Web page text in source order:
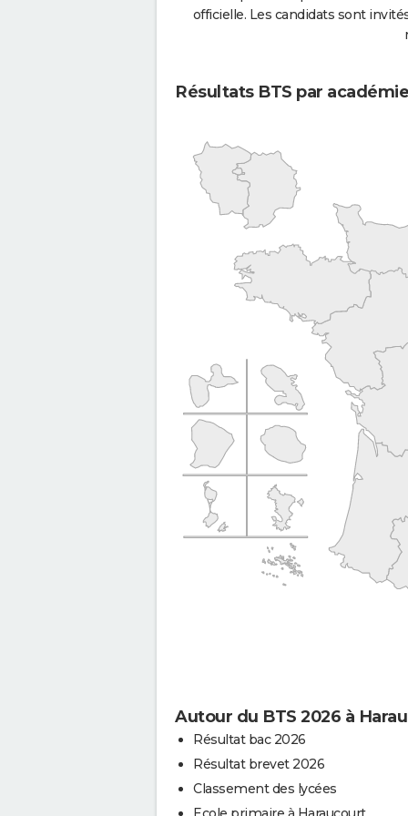
officielle. Les candidats sont
Résultats BTS par académie
Autour du BTS 2026 à
Résultat bac 2026
Résultat brevet 2026
Classement des lycées